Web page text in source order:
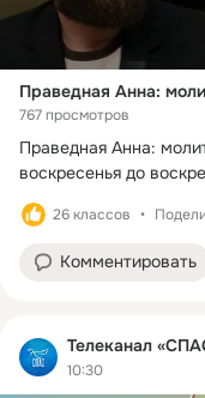
767 просмотров
Праведная Анна:
воскресенья до
26 классов
Комментировать
Телеканал
10:30